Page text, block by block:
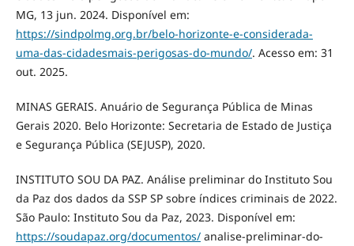
MG, 13 jun. 2024. Disponível em:
https://sindpolmg.org.br/belo-horizonte-e-considerada-
uma-das-cidadesmais-perigosas-do-mundo/. Acesso em: 31
out. 2025.
MINAS GERAIS. Anuário de Segurança Pública de Minas
Gerais 2020. Belo Horizonte: Secretaria de Estado de Justiça
e Segurança Pública (SEJUSP), 2020.
INSTITUTO SOU DA PAZ. Análise preliminar do Instituto Sou
da Paz dos dados da SSP SP sobre índices criminais de 2022.
São Paulo: Instituto Sou da Paz, 2023. Disponível em:
https://soudapaz.org/documentos/analise-preliminar-do-